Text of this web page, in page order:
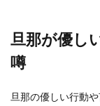
旦那が優し
噂
旦那の優しい行動